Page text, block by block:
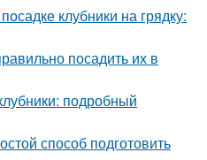
клубники на грядку:
посадить их в
подробный
способ подготовить